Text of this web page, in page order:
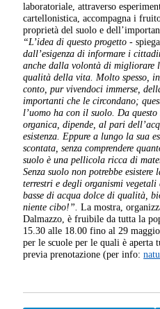
laboratoriale, attraverso
cartellonistica, accompagna i
proprietà del suolo e
“L’idea di questo progetto -
dall’esigenza di informare i
anche dalla volontà di migliorare
qualità della vita. Molto spesso,
conto, pur vivendoci immerse,
importanti che le circondano;
l’uomo ha con il suolo. Da
organica, dipende, al pari
esistenza. Eppure a lungo la sua
scontata, senza comprendere
suolo è una pellicola ricca di
Senza suolo non potrebbe
terrestri e degli organismi
basse di acqua dolce di qualità,
niente cibo!”. La mostra,
Dalmazzo, è fruibile da tutta la
15.30 alle 18.00 fino al 29
per le scuole per le quali è
previa prenotazione (per info: